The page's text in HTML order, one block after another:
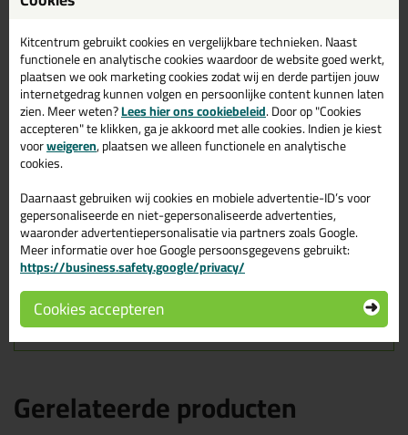
300ml in Zwart
Zoek je kit in een specifieke kleur? Gevonden! Deze lijmkit Sikaflex
11 FC Purform 300ml in de kleur Zwart is te gebruiken voor
verschillende toepassingen. Een duurzame en veelzijdige kit
welke makkelijk te verwerken is. Perfect als je een bijpassende
kleur zoekt met gegarandeerd een topresultaat. Bestel de Sikaflex
11 FC Purform 300ml in kleur Zwart vandaag nog! Op voorraad en
op werkdagen besteld = morgen in huis.
Wil je meer weten over de toepassing en kenmerken van dit
product? Lees alles over dit product >
Tips & tricks voor Sikaflex 11 FC
Purform 300ml
In de volgende blogs wordt dit product gebruikt:
Vensterbank afkitten? Zo doe je dat!
Welke soorten kitten zijn er?
Gerelateerde producten
Kitcentrum gebruikt cookies en vergelijkbare technieken. Naast
functionele en analytische cookies waardoor de website goed werkt,
plaatsen we ook marketing cookies zodat wij en derde partijen jouw
internetgedrag kunnen volgen en persoonlijke content kunnen laten
zien. Meer weten?Lees hier ons cookiebeleid. Door op "Cookies
accepteren" te klikken, ga je akkoord met alle cookies. Indien je kiest
voorweigeren, plaatsen we alleen functionele en analytische
cookies.
Daarnaast gebruiken wij cookies en mobiele advertentie-ID’s voor
gepersonaliseerde en niet-gepersonaliseerde advertenties,
waaronder advertentiepersonalisatie via partners zoals Google.
Meer informatie over hoe Google persoonsgegevens gebruikt:
https://business.safety.google/privacy/
Cookies accepteren